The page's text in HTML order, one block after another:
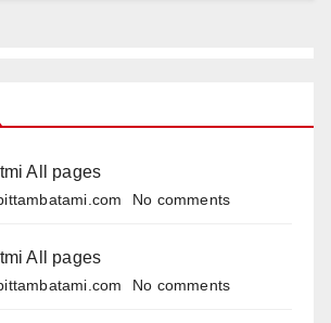
All pages
No comments
All pages
No comments